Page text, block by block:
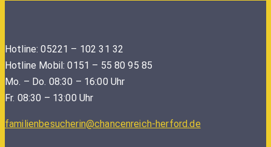
Hotline: 05221 – 102 31 32
Hotline Mobil: 0151 – 55 80 95 85
Mo. – Do. 08:30 – 16:00 Uhr
Fr. 08:30 – 13:00 Uhr
familienbesucherin@chancenreich-herford.de